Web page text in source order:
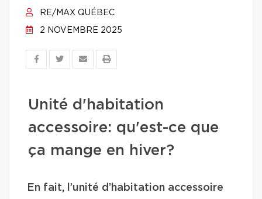
RE/MAX QUÉBEC
2 NOVEMBRE 2025
Unité d'habitation
accessoire: qu'est-ce que
ça mange en hiver?
En fait, l’unité d’habitation accessoire